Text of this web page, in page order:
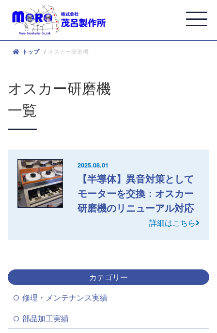
トップ オスカー研磨機
オスカー研磨機
一覧
2025.08.01
【半導体】異音対策として
モーターを交換：オスカー
研磨機のリニューアル対応
詳細はこちら
カテゴリー
修理・メンテナンス実績
部品加工実績